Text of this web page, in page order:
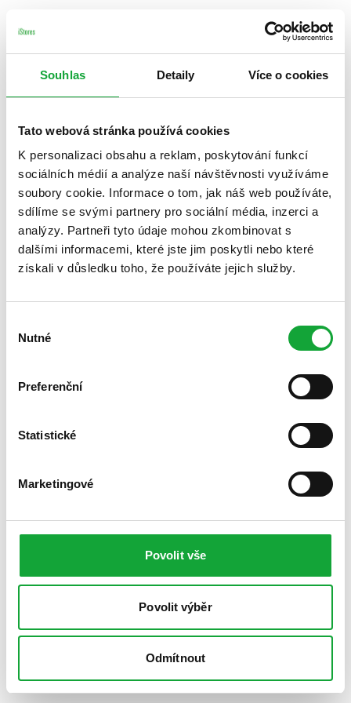
Souhlas Detaily Více o cookies
Tato webová stránka používá cookies
K personalizaci obsahu a reklam, poskytování funkcí
sociálních médií a analýze naší návštěvnosti využíváme
soubory cookie. Informace o tom, jak náš web používáte,
sdílíme se svými partnery pro sociální média, inzerci a
analýzy. Partneři tyto údaje mohou zkombinovat s
dalšími informacemi, které jste jim poskytli nebo které
získali v důsledku toho, že používáte jejich služby.
souhlasu
Nutné
Preferenční
Statistické
Marketingové
Povolit vše
Povolit výběr
Odmítnout